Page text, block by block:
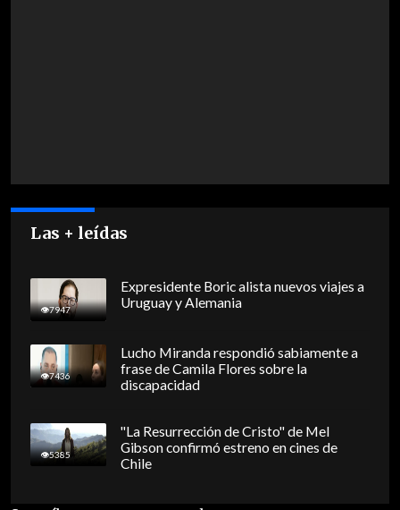
Las + leídas
7947
Expresidente Boric alista nuevos viajes a
Uruguay y Alemania
7436
Lucho Miranda respondió sabiamente a
frase de Camila Flores sobre la
discapacidad
5385
"La Resurrección de Cristo" de Mel
Gibson confirmó estreno en cines de
Chile